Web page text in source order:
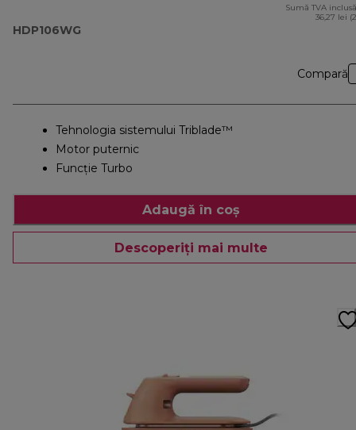
HDP106WG
Sumă TVA
36,27 lei
Compară
Tehnologia sistemului Triblade™
Motor puternic
Funcţie Turbo
Adaugă în coș
Descoperiți mai multe